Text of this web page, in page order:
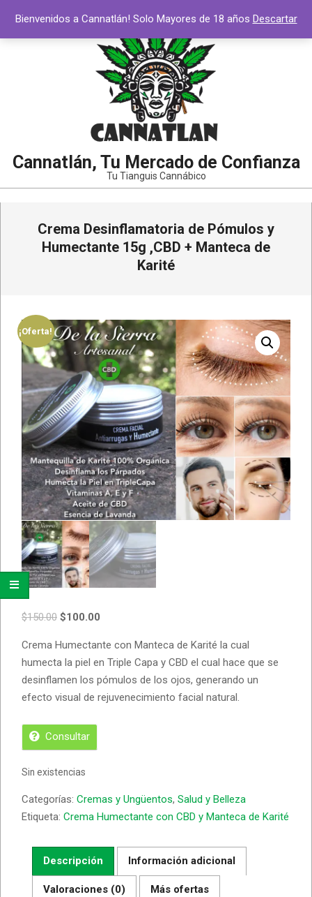
contenido
Cannatlán, Tu Mercado de Confianza
Tu Tianguis Cannábico
navegación
Crema Desinflamatoria de Pómulos y
Humectante 15g ,CBD + Manteca de
Karité
¡Oferta!
$150.00 $100.00
Crema Humectante con Manteca de Karité la cual
humecta la piel en Triple Capa y CBD el cual hace que se
desinflamen los pómulos de los ojos, generando un
efecto visual de rejuvenecimiento facial natural.
Consultar
Sin existencias
Categorías: Cremas y Ungüentos, Salud y Belleza
Etiqueta: Crema Humectante con CBD y Manteca de Karité
Descripción Información adicional
Valoraciones (0) Más ofertas
Bienvenidos a Cannatlán! Solo Mayores de 18 años Descartar